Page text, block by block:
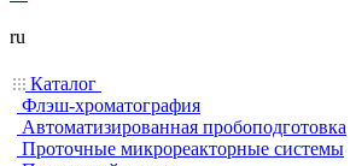
ru
Каталог
Флэш-хроматография
Автоматизированная пробоподготовка
Проточные микрореакторные системы